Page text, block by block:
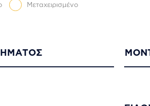
Μεταχειρισμένο